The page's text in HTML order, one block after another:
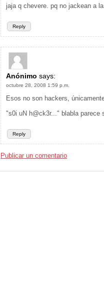
Reply
jaja q chevere. pq no jackean a
Anónimo says:
octubre 28, 2008 1:59 p.m.
Reply
Esos no son hackers,
"s0i uN h@ck3r..." blabla parece
Publicar un comentario